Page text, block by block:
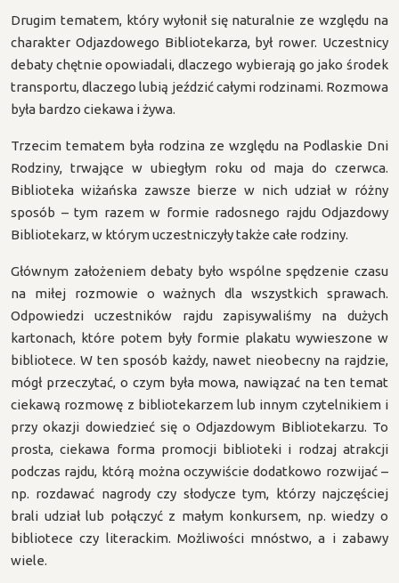
Drugim tematem, który wyłonił się naturalnie ze względu na
charakter Odjazdowego Bibliotekarza, był rower. Uczestnicy
debaty chętnie opowiadali, dlaczego wybierają go jako środek
transportu, dlaczego lubią jeździć całymi rodzinami. Rozmowa
była bardzo ciekawa i żywa.
Trzecim tematem była rodzina ze względu na Podlaskie Dni
Rodziny, trwające w ubiegłym roku od maja do czerwca.
Biblioteka wiżańska zawsze bierze w nich udział w różny
sposób – tym razem w formie radosnego rajdu Odjazdowy
Bibliotekarz, w którym uczestniczyły także całe rodziny.
Głównym założeniem debaty było wspólne spędzenie czasu
na miłej rozmowie o ważnych dla wszystkich sprawach.
Odpowiedzi uczestników rajdu zapisywaliśmy na dużych
kartonach, które potem były formie plakatu wywieszone w
bibliotece. W ten sposób każdy, nawet nieobecny na rajdzie,
mógł przeczytać, o czym była mowa, nawiązać na ten temat
ciekawą rozmowę z bibliotekarzem lub innym czytelnikiem i
przy okazji dowiedzieć się o Odjazdowym Bibliotekarzu. To
prosta, ciekawa forma promocji biblioteki i rodzaj atrakcji
podczas rajdu, którą można oczywiście dodatkowo rozwijać –
np. rozdawać nagrody czy słodycze tym, którzy najczęściej
brali udział lub połączyć z małym konkursem, np. wiedzy o
bibliotece czy literackim. Możliwości mnóstwo, a i zabawy
wiele.